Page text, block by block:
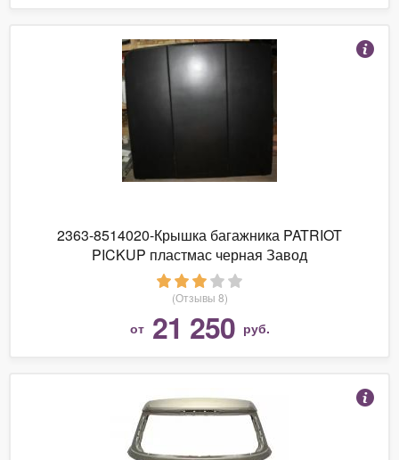
2363-8514020-Крышка багажника PATRIOT
PICKUP пластмас черная Завод
(Отзывы 8)
от 21 250 руб.